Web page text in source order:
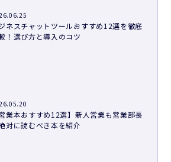
ネスチャットツールおすすめ12選を徹底
！選び方と導入のコツ
営業本おすすめ12選】新人営業も営業部長
対に読むべき本を紹介